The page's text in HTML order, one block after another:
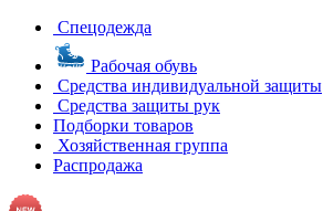
Спецодежда
Рабочая обувь
Средства индивидуальной защиты
Средства защиты рук
Подборки товаров
Хозяйственная группа
Распродажа